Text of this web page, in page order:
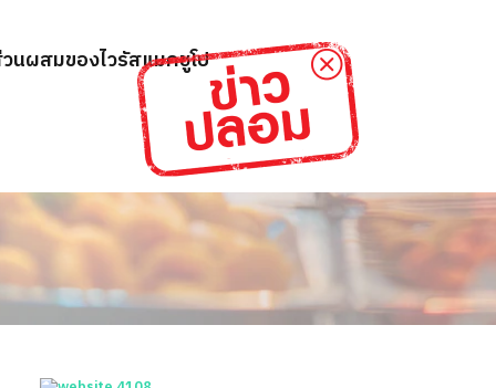
นผสมของไวรัสแมคชูโป